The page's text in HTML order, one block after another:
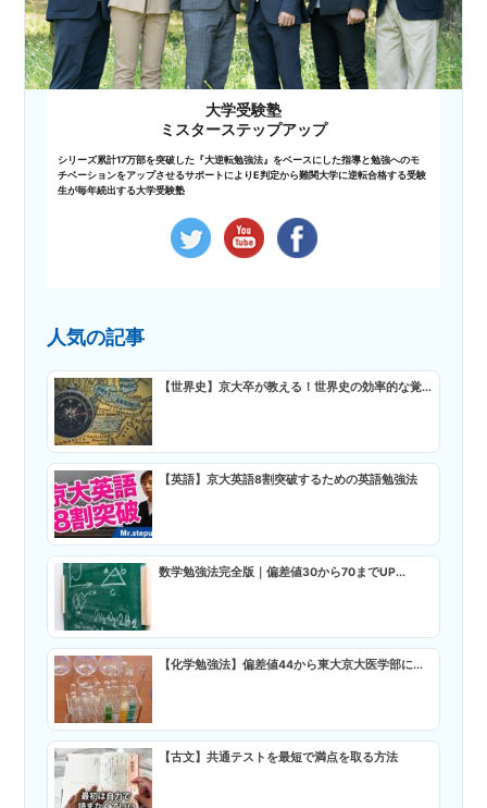
大学受験塾
ミスターステップアップ
シリーズ累計17万部を突破した『大逆転勉強法』をベースにした指導と勉強へのモ
チベーションをアップさせるサポートによりE判定から難関大学に逆転合格する受験
生が毎年続出する大学受験塾
人気の記事
【世界史】京大卒が教える！世界史の効率的な覚...
【英語】京大英語8割突破するための英語勉強法
数学勉強法完全版｜偏差値30から70までUP...
【化学勉強法】偏差値44から東大京大医学部に...
【古文】共通テストを最短で満点を取る方法